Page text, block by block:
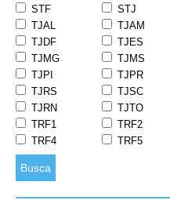
STF STJ
TJAL
TJAM
TJDF
TJES
TJMG
TJMS
TJPI
TJPR
TJRS
TJSC
TJRN
TJTO
TRF1
TRF2
TRF4
TRF5
Busca